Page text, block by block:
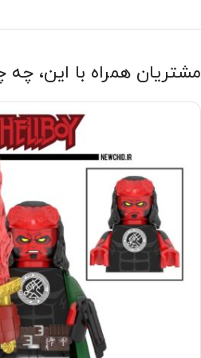
مشتریان همراه با این،